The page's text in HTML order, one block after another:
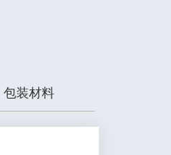
包装材料